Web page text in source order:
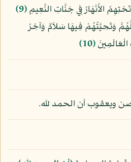
الأَنْهَارُ فِي جَنَّاتِ النَّعِيمِ﴿9﴾
وَتَحِيَّتُهُمْ فِيهَا سَلاَمٌ وَآخِرُ
﴿10﴾
ويعقوب أن الحمد لله.